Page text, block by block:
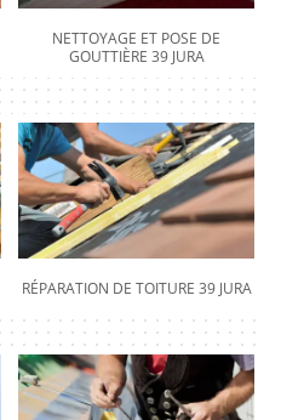
NETTOYAGE ET POSE DE
GOUTTIÈRE 39 JURA
RÉPARATION DE TOITURE 39 JURA